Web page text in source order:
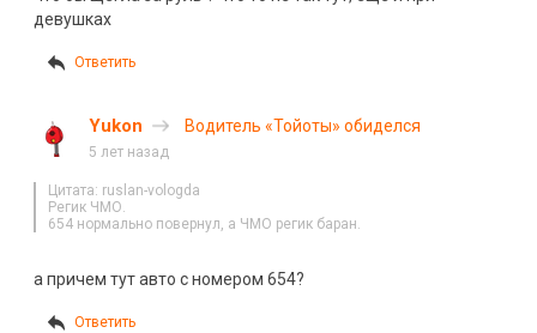
девушках
Ответить
Yukon Водитель «Тойоты» обиделся
5 лет назад
Цитата: ruslan-vologda
Регик ЧМО.
654 нормально повернул, а ЧМО регик баран.
а причем тут авто с номером 654?
Ответить